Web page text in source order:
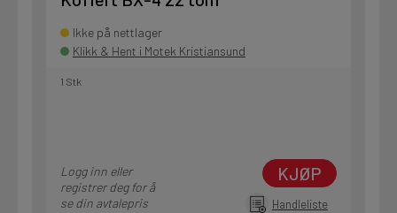
Ikke på nettlager
Klikk & Hent i Motek Kristiansund
1 Stk
Logg inn eller
registrer deg for å
se din avtalepris
KJØP
Handleliste